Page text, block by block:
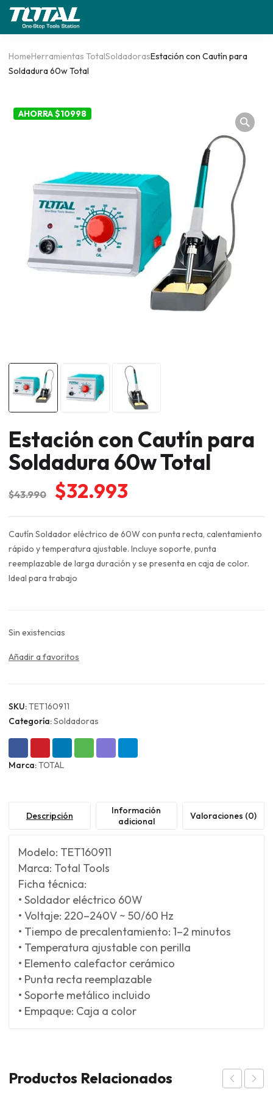
HomeHerramientas TotalSoldadorasEstación con Cautín para
Soldadura 60w Total
AHORRA $10998
Estación con Cautín para
Soldadura 60w Total
$43.990
El
original
era:
$43.990.
$32.993
actual
es:
$32.993.
Cautín Soldador eléctrico de 60W con punta recta, calentamiento
rápido y temperatura ajustable. Incluye soporte, punta
reemplazable de larga duración y se presenta en caja de color.
Ideal para trabajo
Sin existencias
Añadir a favoritos
SKU:TET160911
Categoría:Soldadoras
Marca:TOTAL
Descripción
Información
adicional
Valoraciones (0)
Modelo: TET160911
Marca: Total Tools
Ficha técnica:
• Soldador eléctrico 60W
• Voltaje: 220–240V ~ 50/60 Hz
• Tiempo de precalentamiento: 1–2 minutos
• Temperatura ajustable con perilla
• Elemento calefactor cerámico
• Punta recta reemplazable
• Soporte metálico incluido
• Empaque: Caja a color
Productos Relacionados